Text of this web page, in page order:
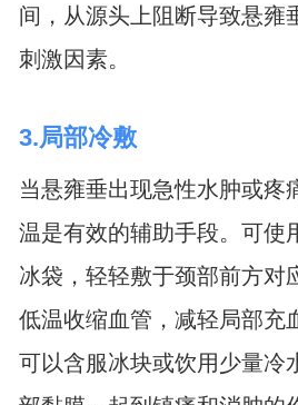
间，从源头上阻断导致悬雍
刺激因素。
3.局部冷敷
当悬雍垂出现急性水肿或疼
温是有效的辅助手段。可使
冰袋，轻轻敷于颈部前方对
低温收缩血管，减轻局部充
可以含服冰块或饮用少量冷